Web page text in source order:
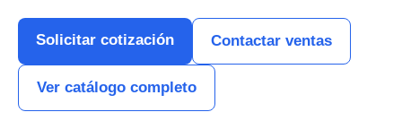
Solicitar cotización Contactar ventas
Ver catálogo completo